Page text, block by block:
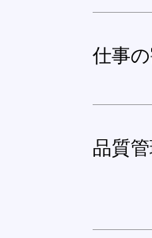
仕事
品質